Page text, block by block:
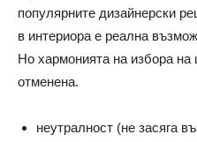
популярните дизайнерски
в интериора е реална
Но хармонията на избора на
отменена.
неутралност (не засяга